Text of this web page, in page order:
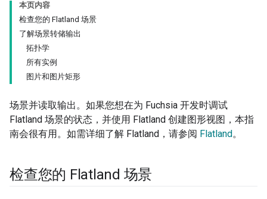
本页内容
检查您的 Flatland 场景
了解场景转储输出
拓扑学
所有实例
图片和图片矩形
场景并读取输出。 如果您想在为 Fuchsia 开发时调试
Flatland 场景的状态，并使用 Flatland 创建图形视图，本指
南会很有用。如需详细了解 Flatland，请参阅 Flatland。
检查您的 Flatland 场景